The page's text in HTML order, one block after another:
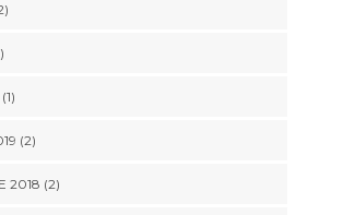
(1)
(2)
2018 (2)